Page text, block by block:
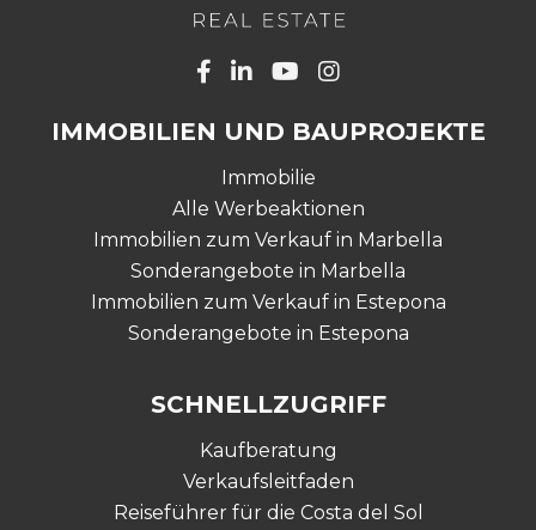
IMMOBILIEN UND BAUPROJEKTE
Immobilie
Alle Werbeaktionen
Immobilien zum Verkauf in Marbella
Sonderangebote in Marbella
Immobilien zum Verkauf in Estepona
Sonderangebote in Estepona
SCHNELLZUGRIFF
Kaufberatung
Verkaufsleitfaden
Reiseführer für die Costa del Sol